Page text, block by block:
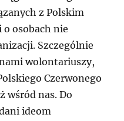
z Polskim
osobach nie
Szczególnie
wolontariuszy,
Czerwonego
wśród nas. Do
ideom